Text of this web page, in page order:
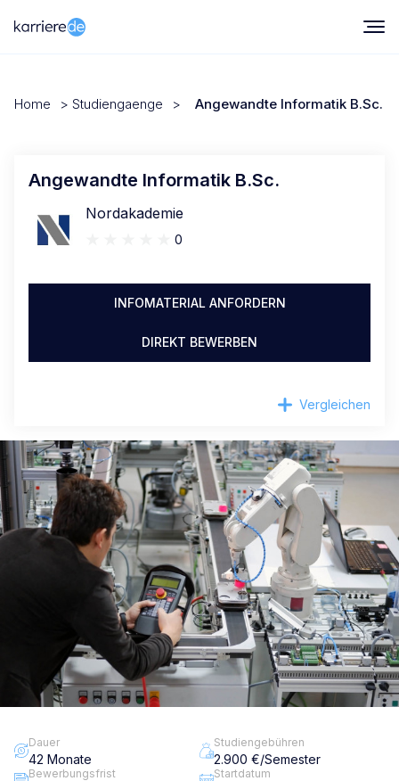
Home > Studiengaenge > Angewandte Informatik B.Sc.
Angewandte Informatik B.Sc.
Nordakademie
0
INFOMATERIAL ANFORDERN
DIREKT BEWERBEN
Vergleichen
Dauer
42 Monate
Studiengebühren
2.900 €/Semester
Bewerbungsfrist Startdatum